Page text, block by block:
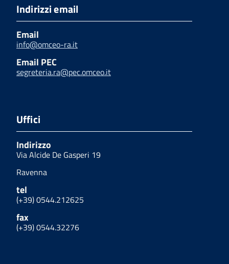
Indirizzi email
Email
info@omceo-ra.it
Email PEC
segreteria.ra@pec.omceo.it
Uffici
Indirizzo
Via Alcide De Gasperi 19
Ravenna
tel
(+39) 0544.212625
fax
(+39) 0544.32276